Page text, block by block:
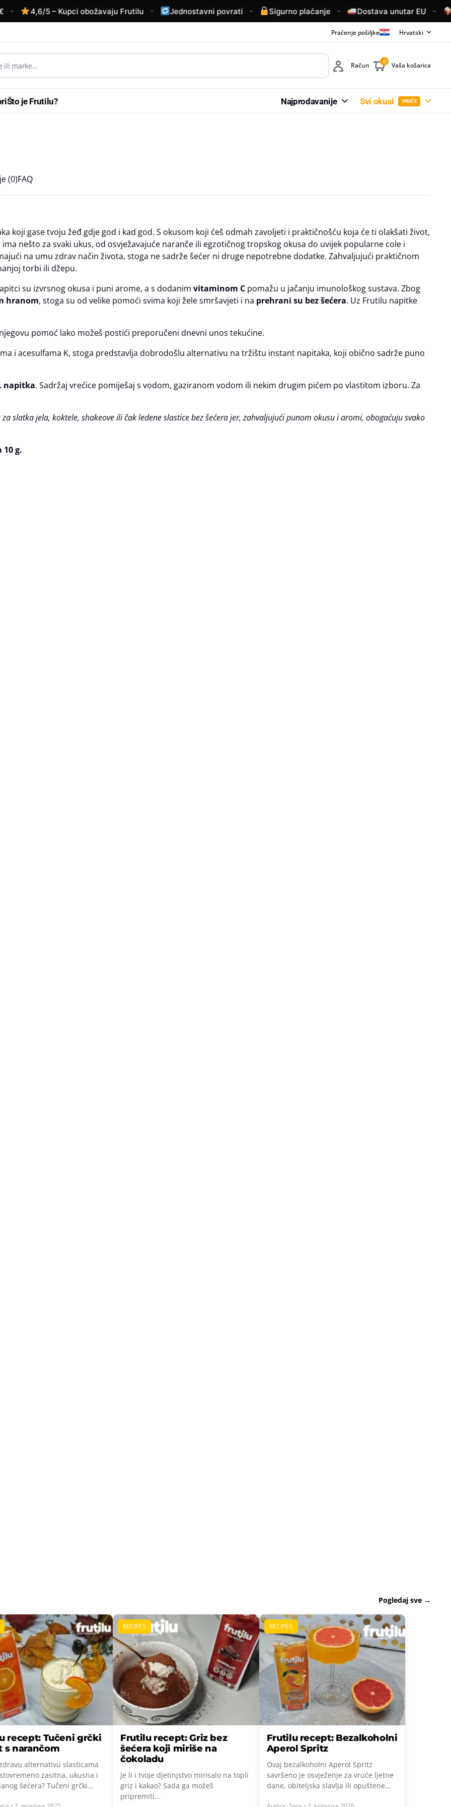
4,6/5 – Kupci obožavaju Frutilu - Jednostavni povrati - Sigurno plaćanje - Dostava unutar EU -
Praćenje pošiljke Hrvatski
Račun 0 Vaša košarica
Što je Frutilu? Najprodavanije Svi okusi VRUĆE
(0)FAQ
koji gase tvoju žeđ gdje god i kad god. S okusom koji ćeš odmah zavoljeti i praktičnošću koja će ti olakšati život,
nešto za svaki ukus, od osvježavajuće naranče ili egzotičnog tropskog okusa do uvijek popularne cole i
na umu zdrav način života, stoga ne sadrže šećer ni druge nepotrebne dodatke. Zahvaljujući praktičnom
torbi ili džepu.
su izvrsnog okusa i puni arome, a s dodanim vitaminom C pomažu u jačanju imunološkog sustava. Zbog
hranom, stoga su od velike pomoći svima koji žele smršavjeti i na prehrani su bez šećera. Uz Frutilu napitke
pomoć lako možeš postići preporučeni dnevni unos tekućine.
i acesulfama K, stoga predstavlja dobrodošlu alternativu na tržištu instant napitaka, koji obično sadrže puno
napitka. Sadržaj vrećice pomiješaj s vodom, gaziranom vodom ili nekim drugim pićem po vlastitom izboru. Za
slatka jela, koktele, shakeove ili čak ledene slastice bez šećera jer, zahvaljujući punom okusu i aromi, obogaćuju svako
g.
Pogledaj sve →
recept: Tučeni grčki
s narančom
alternativu slasticama
zasitna, ukusna i
šećera? Tučeni grčki...
RECIPES
Frutilu recept: Griz bez
šećera koji miriše na
čokoladu
Je li i tvoje djetinjstvo mirisalo na topli
griz i kakao? Sada ga možeš
pripremiti...
RECIPES
Frutilu recept: Bezalkoholni
Aperol Spritz
Ovaj bezalkoholni Aperol Spritz
savršeno je osvježenje za vruće ljetne
dane, obiteljska slavlja ili opuštene...